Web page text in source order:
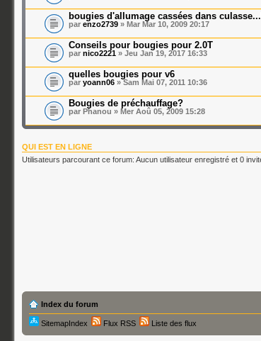
bougies d'allumage cassées dans
parenzo2739 » Mar Mar 10, 2009 20:17
Conseils pour bougies pour 2.0T
parnico2221 » Jeu Jan 19, 2017 16:33
quelles bougies pour v6
paryoann06 » Sam Mai 07, 2011 10:36
Bougies de préchauffage?
par Phanou » Mer Aoû 05, 2009 15:28
QUI EST EN LIGNE
Utilisateurs parcourant ce forum: Aucun utilisateur enregistré et 0
Index du forum
SitemapIndex Flux RSS Liste des flux